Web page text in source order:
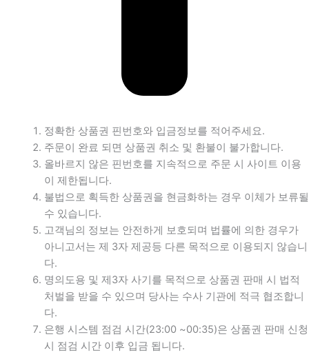
정확한 상품권 핀번호와 입금정보를 적어주세요.
주문이 완료 되면 상품권 취소 및 환불이 불가합니다.
올바르지 않은 핀번호를 지속적으로 주문 시 사이트 이용
이 제한됩니다.
불법으로 획득한 상품권을 현금화하는 경우 이체가 보류될
수 있습니다.
고객님의 정보는 안전하게 보호되며 법률에 의한 경우가
아니고서는 제 3자 제공등 다른 목적으로 이용되지 않습니
다.
명의도용 및 제3자 사기를 목적으로 상품권 판매 시 법적
처벌을 받을 수 있으며 당사는 수사 기관에 적극 협조합니
다.
은행 시스템 점검 시간(23:00 ~00:35)은 상품권 판매 신청
시 점검 시간 이후 입금 됩니다.